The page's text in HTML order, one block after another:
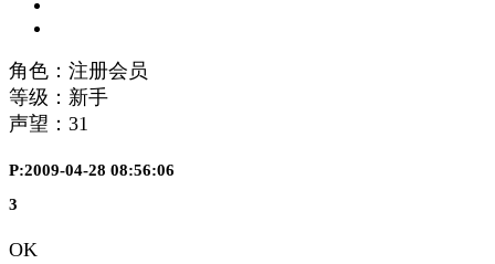
角色：注册会员
等级：新手
声望： 31
P:2009-04-28 08:56:06
3
OK